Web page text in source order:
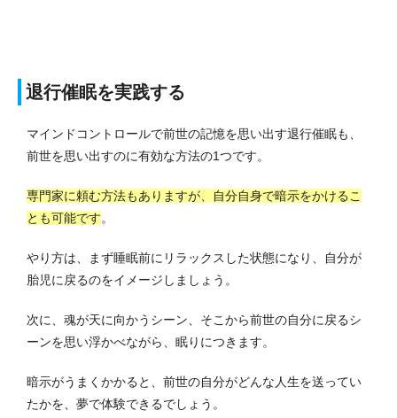
退行催眠を実践する
マインドコントロールで前世の記憶を思い出す退行催眠も、
前世を思い出すのに有効な方法の1つです。
専門家に頼む方法もありますが、自分自身で暗示をかけるこ
とも可能です。
やり方は、まず睡眠前にリラックスした状態になり、自分が
胎児に戻るのをイメージしましょう。
次に、魂が天に向かうシーン、そこから前世の自分に戻るシ
ーンを思い浮かべながら、眠りにつきます。
暗示がうまくかかると、前世の自分がどんな人生を送ってい
たかを、夢で体験できるでしょう。